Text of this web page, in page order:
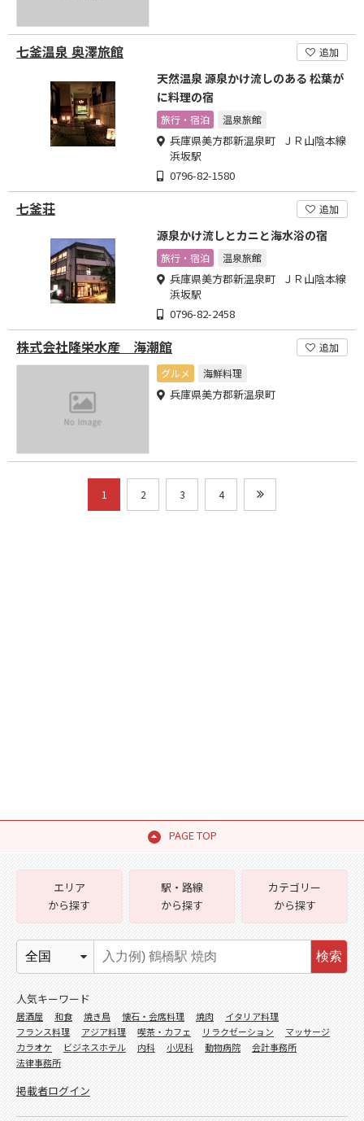
七釜温泉 奥澤旅館 追加
天然温泉 源泉かけ流しのある 松葉が
に料理の宿
旅行・宿泊 温泉旅館
兵庫県美方郡新温泉町 ＪＲ山陰本線
浜坂駅
0796-82-1580
七釜荘 追加
源泉かけ流しとカニと海水浴の宿
旅行・宿泊 温泉旅館
兵庫県美方郡新温泉町 ＪＲ山陰本線
浜坂駅
0796-82-2458
株式会社隆栄水産 海潮館
追加
グルメ
海鮮料理
兵庫県美方郡新温泉町
1 2 3 4
PAGE TOP
エリア
から探す
駅・路線
から探す
カテゴリー
から探す
検索
人気キーワード
居酒屋 和食 焼き鳥 懐石・会席料理 焼肉
イタリア料理
フランス料理
アジア料理 喫茶・カフェ リラクゼーション
マッサージ
カラオケ
ビジネスホテル 内科 小児科 動物病院
会計事務所
法律事務所
掲載者ログイン